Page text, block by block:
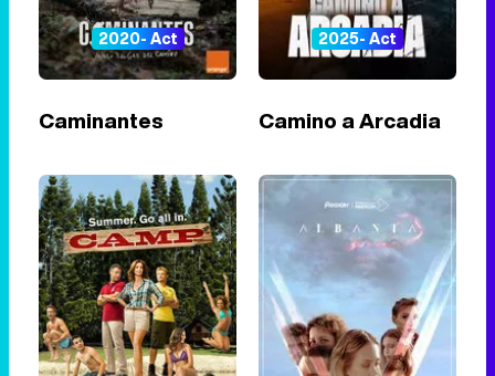
2020- Act
Caminantes
2025- Act
Camino a Arcadia